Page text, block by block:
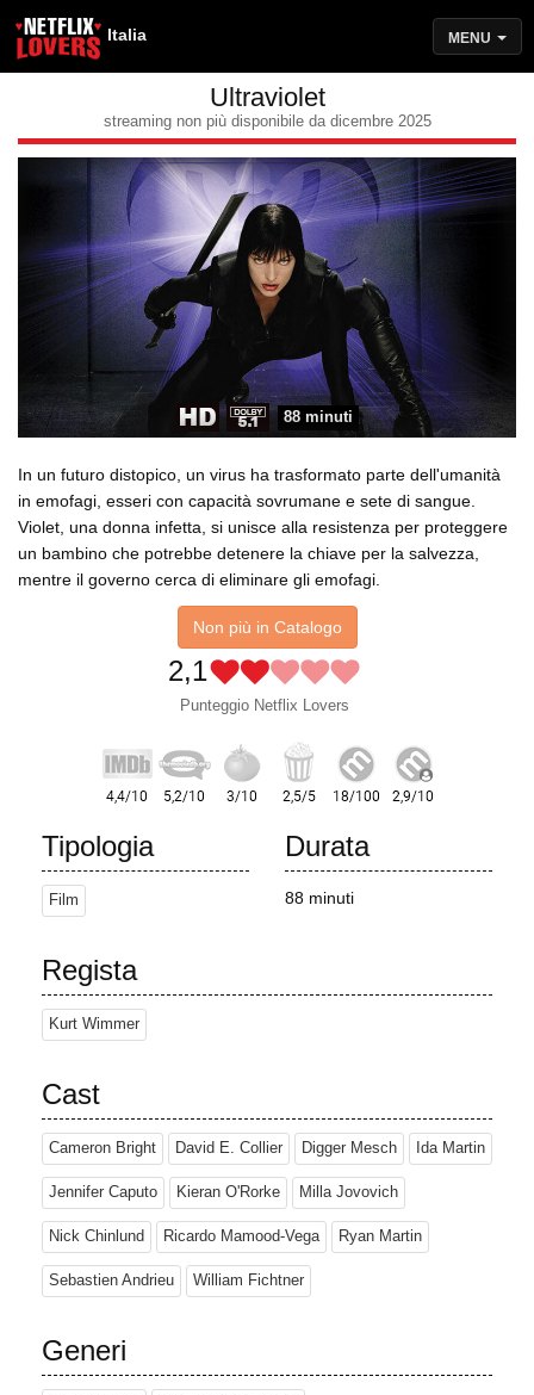
Italia MENU
Ultraviolet
streaming non più disponibile da dicembre 2025
88 minuti
In un futuro distopico, un virus ha trasformato parte dell'umanità
in emofagi, esseri con capacità sovrumane e sete di sangue.
Violet, una donna infetta, si unisce alla resistenza per proteggere
un bambino che potrebbe detenere la chiave per la salvezza,
mentre il governo cerca di eliminare gli emofagi.
Non più in Catalogo
2,1
Punteggio Netflix Lovers
Tipologia
Film
Durata
88 minuti
Regista
Kurt Wimmer
Cast
Cameron Bright David E. Collier Digger Mesch Ida Martin
Jennifer Caputo Kieran O'Rorke Milla Jovovich
Nick Chinlund Ricardo Mamood-Vega Ryan Martin
Sebastien Andrieu William Fichtner
Generi